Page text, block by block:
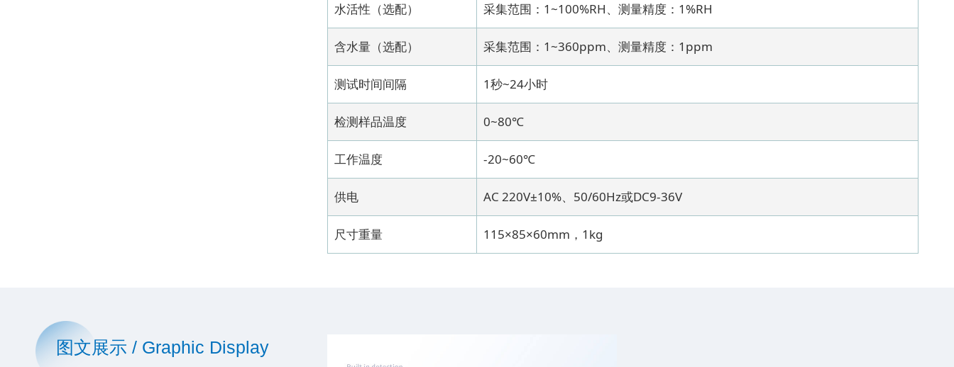
水活性（选配） 采集范围：1~100%RH、测量精度：1%RH
含水量（选配） 采集范围：1~360ppm、测量精度：1ppm
测试时间间隔 1秒~24小时
检测样品温度 0~80℃
工作温度 -20~60℃
供电 AC 220V±10%、50/60Hz或DC9-36V
尺寸重量 115×85×60mm，1kg
图文展示 / Graphic Display